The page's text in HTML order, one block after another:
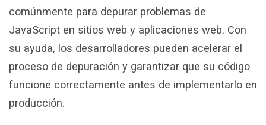
comúnmente para depurar problemas de
JavaScript en sitios web y aplicaciones web. Con
su ayuda, los desarrolladores pueden acelerar el
proceso de depuración y garantizar que su código
funcione correctamente antes de implementarlo en
producción.